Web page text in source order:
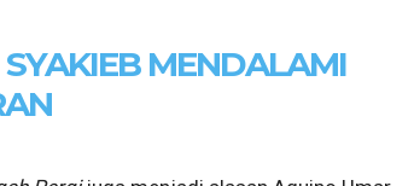
MENDALAMI